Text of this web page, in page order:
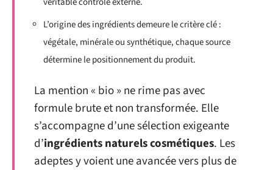
L’origine des ingrédients demeure le critère clé :
végétale, minérale ou synthétique, chaque source
détermine le positionnement du produit.
La mention « bio » ne rime pas avec
formule brute et non transformée. Elle
s’accompagne d’une sélection exigeante
d’ingrédients naturels cosmétiques. Les
adeptes y voient une avancée vers plus de